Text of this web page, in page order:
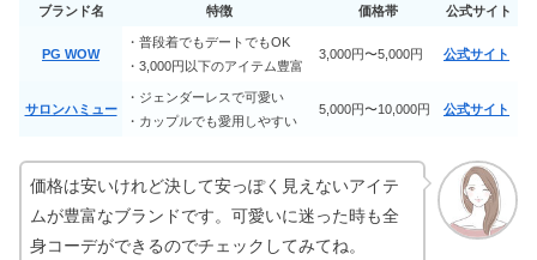
ドンキの香水が安い理由！500円~1000
円おすすめ8選【レディーズ&メンズ】
大学生メンズの服はどこで買う？ブラ
【ジャニヲタ】うちわが入るトートバ
ブランド名 特徴 価格帯 公式サイト
PG WOW
・普段着でもデートでもOK
・3,000円以下のアイテム豊富
3,000円〜5,000円 公式サイト
サロンハミュー
・ジェンダーレスで可愛い
・カップルでも愛用しやすい
5,000円〜10,000円 公式サイト
価格は安いけれど決して安っぽく見えないアイテ
ムが豊富なブランドです。可愛いに迷った時も全
身コーデができるのでチェックしてみてね。